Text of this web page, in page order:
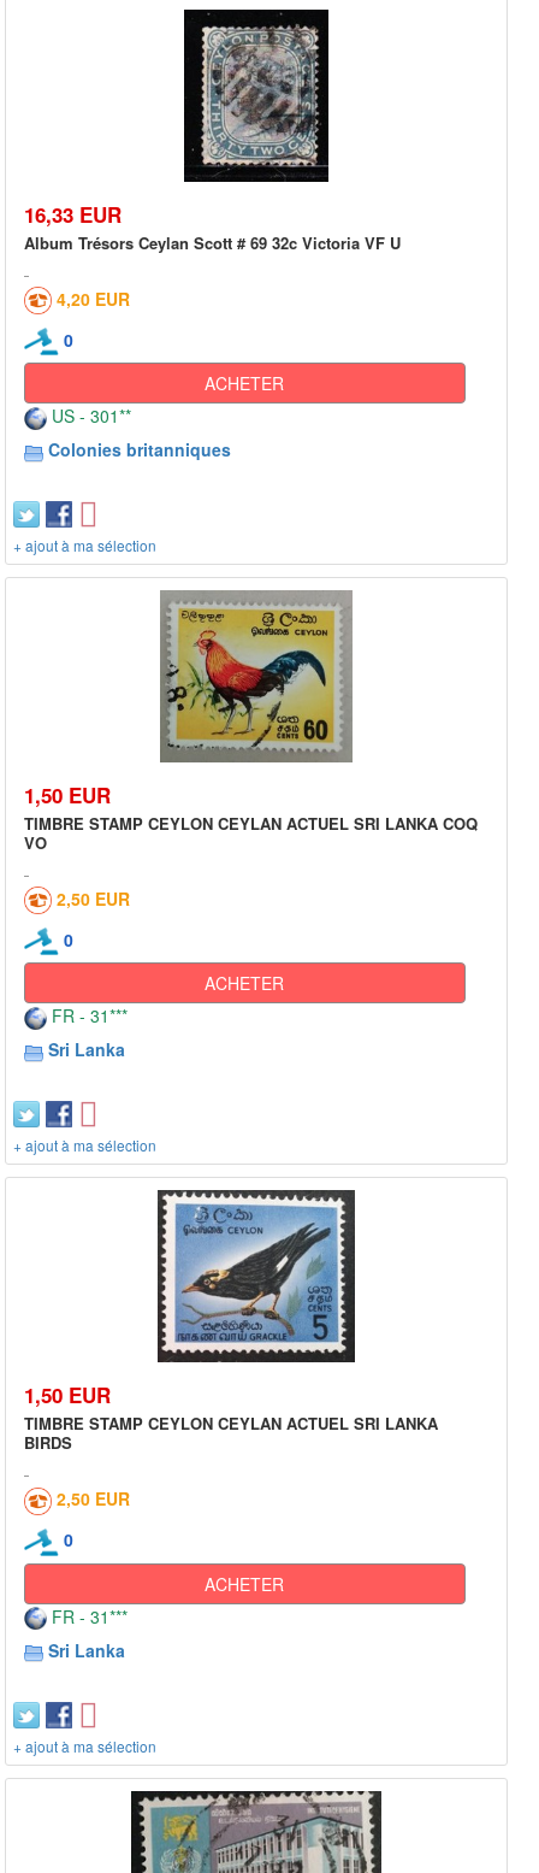
16,33 EUR
Album Trésors Ceylan Scott # 69 32c Victoria VF U
4,20 EUR
0
ACHETER
US - 301**
Colonies britanniques
+ ajout à ma sélection
1,50 EUR
TIMBRE STAMP CEYLON CEYLAN ACTUEL SRI LANKA COQ
VO
2,50 EUR
0
ACHETER
FR - 31***
Sri Lanka
+ ajout à ma sélection
1,50 EUR
TIMBRE STAMP CEYLON CEYLAN ACTUEL SRI LANKA
BIRDS
2,50 EUR
0
ACHETER
FR - 31***
Sri Lanka
+ ajout à ma sélection